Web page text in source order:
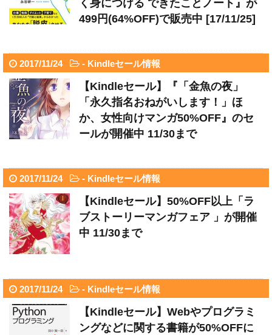
く身につける できたことノート』が
499円(64%OFF)で販売中 [17/11/25]
2017/11/24 - Kindleセール情報
【Kindleセール】『「金魚の夜」
「永久指名おねがいします！」ほ
か、女性向けマンガ50%OFF』のセ
ールが開催中 11/30まで
2017/11/24 - Kindleセール情報
【Kindleセール】50%OFF以上「ラ
ブストーリーマンガフェア 」が開催
中 11/30まで
2017/11/24 - Kindleセール情報
【Kindleセール】Webやプログラミ
ングなどに関する書籍が50%OFFに